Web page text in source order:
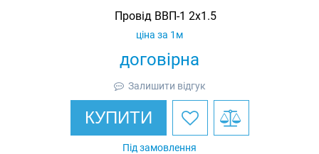
Провід ВВП-1 2х1.5
договірна
ціна за 1м
Залишити відгук
КУПИТИ
Під замовлення